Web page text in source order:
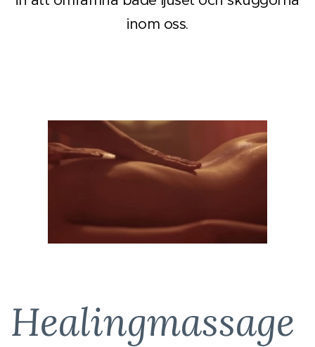
inom oss.
Healingmassage